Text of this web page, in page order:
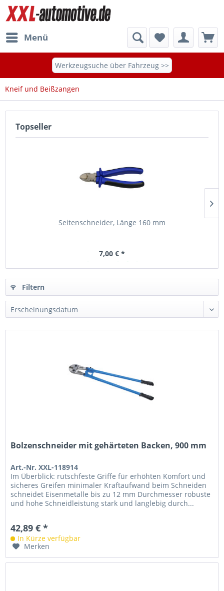
Menü
Werkzeugsuche über Fahrzeug >>
Kneif und Beißzangen
Topseller
Seitenschneider, Länge 160 mm
7,00 € *
Ab Lager lieferbar
Filtern
Bolzenschneider mit gehärteten Backen, 900 mm
Art.-Nr. XXL-118914
Im Überblick: rutschfeste Griffe für erhöhten Komfort und
sicheres Greifen minimaler Kraftaufwand beim Schneiden
schneidet Eisenmetalle bis zu 12 mm Durchmesser robuste
und hohe Schneidleistung stark und langlebig durch...
42,89 € *
In Kürze verfügbar
Merken